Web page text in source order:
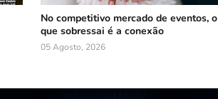
No competitivo mercado de eventos, o
que sobressai é a conexão
05 Agosto, 2026